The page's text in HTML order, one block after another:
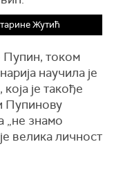
Жутић
Пупин, током
научила је
је такође
Пупинову
„не знамо
велика личност